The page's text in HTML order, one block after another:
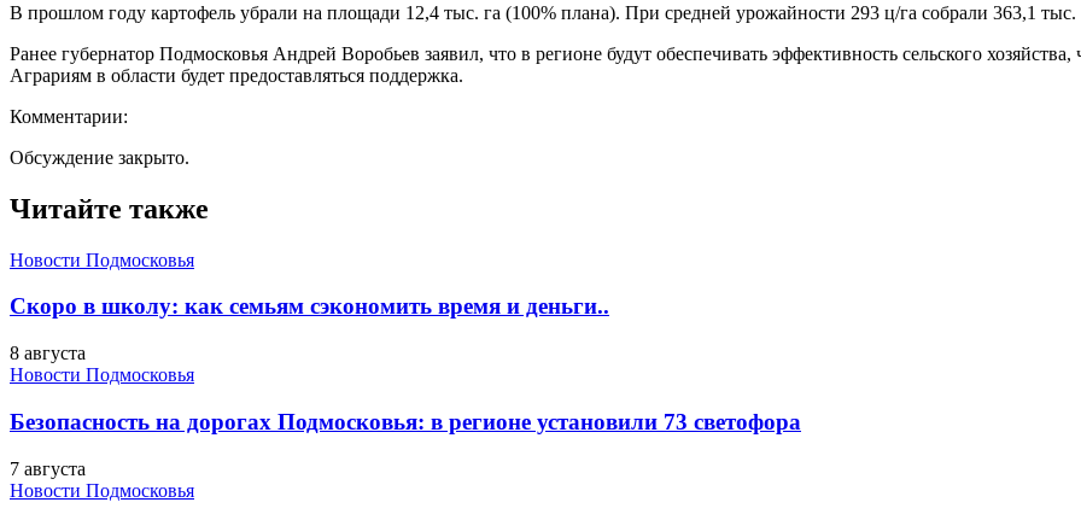
В прошлом году картофель убрали на площади 12,4 тыс. га (100% плана). При средней урожайности 293 ц/га собрали 363,1 тыс.
Ранее губернатор Подмосковья Андрей Воробьев заявил, что в регионе будут обеспечивать эффективность сельского
Аграриям в области будет предоставляться поддержка.
Комментарии:
Обсуждение закрыто.
Читайте также
Новости Подмосковья
Скоро в школу: как семьям сэкономить время и деньги..
8 августа
Новости Подмосковья
Безопасность на дорогах Подмосковья: в регионе установили 73 светофора
7 августа
Новости Подмосковья